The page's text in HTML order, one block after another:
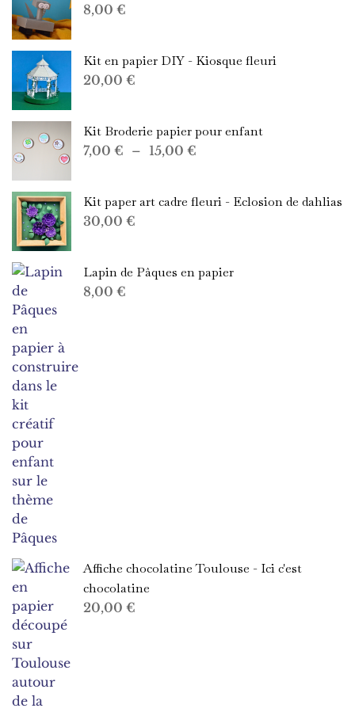
8,00 €
Kit en papier DIY - Kiosque fleuri
20,00 €
Kit Broderie papier pour enfant
7,00 € – 15,00 €
7,00 €
Kit paper art cadre fleuri - Eclosion de dahlias
30,00 €
Lapin de Pâques en papier
8,00 €
Affiche chocolatine Toulouse - Ici c'est
chocolatine
20,00 €